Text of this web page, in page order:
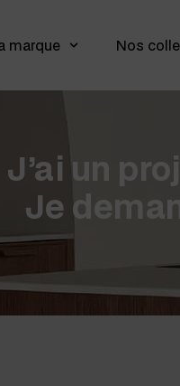
marque Nos
J’ai un
Je